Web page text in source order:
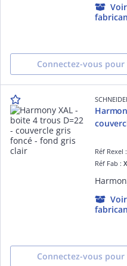
Connectez-vous
Réf
Réf Fab :
Connectez-vous